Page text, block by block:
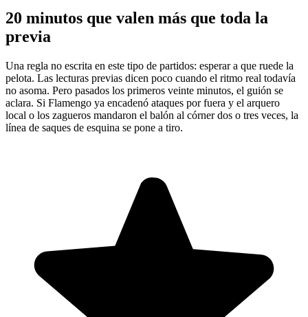
20 minutos que valen más que toda la
previa
Una regla no escrita en este tipo de partidos: esperar a que ruede la
pelota. Las lecturas previas dicen poco cuando el ritmo real todavía
no asoma. Pero pasados los primeros veinte minutos, el guión se
aclara. Si Flamengo ya encadenó ataques por fuera y el arquero
local o los zagueros mandaron el balón al córner dos o tres veces, la
línea de saques de esquina se pone a tiro.